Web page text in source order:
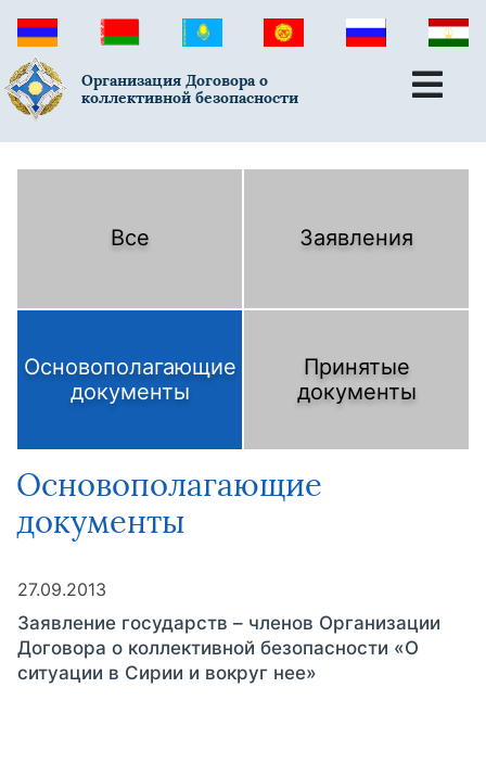
Организация Договора о
коллективной безопасности
Все Заявления
Основополагающие
документы
Принятые
документы
Основополагающие
документы
27.09.2013
Заявление государств – членов Организации
Договора о коллективной безопасности «О
ситуации в Сирии и вокруг нее»